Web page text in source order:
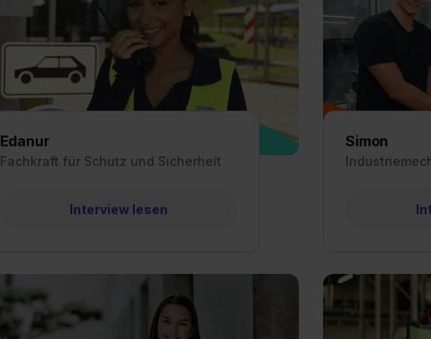
Edanur
Fachkraft für Schutz und Sicherheit
Interview lesen
Simon